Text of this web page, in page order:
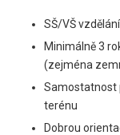
SŠ/VŠ
Minimálně 3
(zejména
Samostatnost
terénu
Dobrou